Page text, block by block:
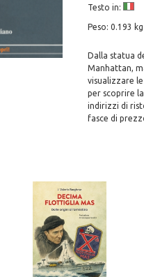
Testo in:
Peso: 0.193 kg
Dalla statua
Manhattan,
visualizzare
per scoprire
indirizzi di
fasce di